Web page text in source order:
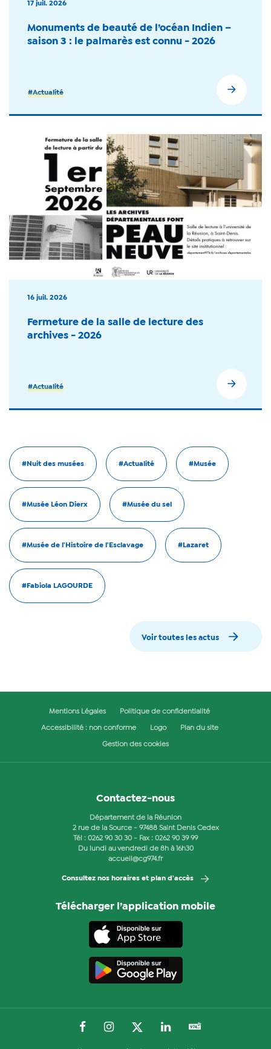
17 juil. 2026
Monuments de beauté de l’océan Indien –
saison 3 : le palmarès est connu - 2026
#Actualité
16 juil. 2026
Fermeture de la salle de lecture des
archives - 2026
#Actualité
#Nuit des musées #Actualité #Musée
#Musée Léon Dierx #Musée du sel
#Musée de l'Histoire de l'Esclavage #Lazaret
#Fabiola LAGOURDE
Voir toutes les actus
Mentions Légales Politique de confidentialité
Accessibilité : non conforme Logo Plan du site
Gestion des cookies
Contactez-nous
Département de la Réunion
2 rue de la Source - 97488 Saint Denis Cedex
Tél : 0262 90 30 30 - Fax : 0262 90 39 99
Du lundi au vendredi de 8h à 16h30
accueil@cg974.fr
Consultez nos horaires et plan d'accès
Télécharger l’application mobile